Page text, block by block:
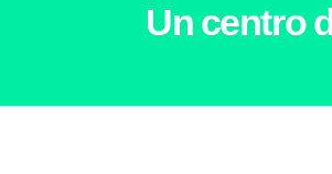
Un centro